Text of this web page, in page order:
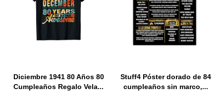
Diciembre 1941 80 Años 80
Cumpleaños Regalo Vela...
Stuff4 Póster dorado de 84
cumpleaños sin marco,...